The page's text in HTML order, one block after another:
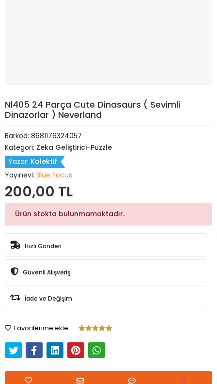
Nl405 24 Parça Cute Dinasaurs ( Sevimli
Dinazorlar ) Neverland
Barkod: 8681176324057
Kategori: Zeka Geliştirici-Puzzle
Yazar: Kolektif
Yayınevi: Blue Focus
200,00 TL
Ürün stokta bulunmamaktadır.
Hızlı Gönderi
Güvenli Alışveriş
İade ve Değişim
Favorilerime ekle